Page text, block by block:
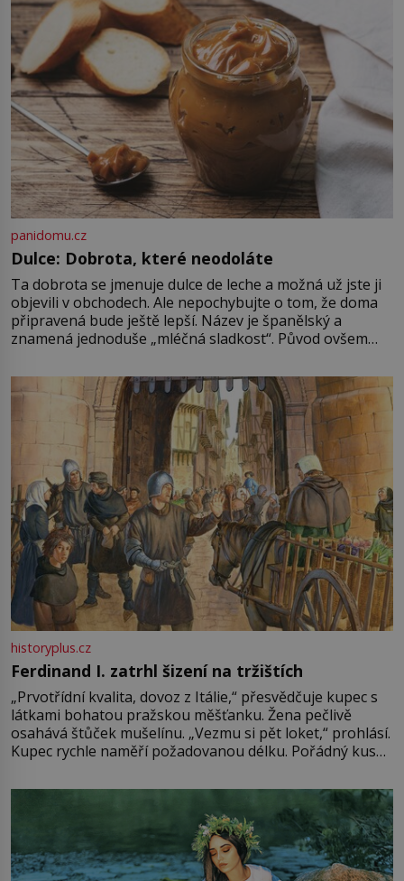
domácnosti. Když se […]
panidomu.cz
Dulce: Dobrota, které neodoláte
Ta dobrota se jmenuje dulce de leche a možná už jste ji
objevili v obchodech. Ale nepochybujte o tom, že doma
připravená bude ještě lepší. Název je španělský a
znamená jednoduše „mléčná sladkost“. Původ ovšem
pře hned několik latinskoamerických zemí a k tomu
Francie, kde se traduje,
historyplus.cz
Ferdinand I. zatrhl šizení na tržištích
„Prvotřídní kvalita, dovoz z Itálie,“ přesvědčuje kupec s
látkami bohatou pražskou měšťanku. Žena pečlivě
osahává štůček mušelínu. „Vezmu si pět loket,“ prohlásí.
Kupec rychle naměří požadovanou délku. Pořádný kus
milostpaní. Stačí jenom na sukni,“ zhodnotí švadlena
množství růžového mušelínu. „Ošidili vás, podívejte.“